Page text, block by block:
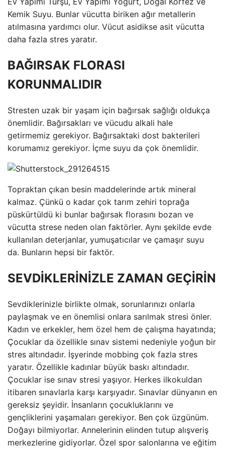
Kemik Suyu. Bunlar vücutta biriken ağır metallerin
atılmasına yardımcı olur. Vücut asidikse asit vücutta
daha fazla stres yaratır.
BAĞIRSAK FLORASI
KORUNMALIDIR
Stresten uzak bir yaşam için bağırsak sağlığı oldukça
önemlidir. Bağırsakları ve vücudu alkali hale
getirmemiz gerekiyor. Bağırsaktaki dost bakterileri
korumamız gerekiyor. İçme suyu da çok önemlidir.
Topraktan çıkan besin maddelerinde artık mineral
kalmaz. Çünkü o kadar çok tarım zehiri toprağa
püskürtüldü ki bunlar bağırsak florasını bozan ve
vücutta strese neden olan faktörler. Aynı şekilde evde
kullanılan deterjanlar, yumuşatıcılar ve çamaşır suyu
da. Bunların hepsi bir faktör.
SEVDİKLERİNİZLE ZAMAN GEÇİRİN
Sevdiklerinizle birlikte olmak, sorunlarınızı onlarla
paylaşmak ve en önemlisi onlara sarılmak stresi önler.
Kadın ve erkekler, hem özel hem de çalışma hayatında;
Çocuklar da özellikle sınav sistemi nedeniyle yoğun bir
stres altındadır. İşyerinde mobbing çok fazla stres
yaratır. Özellikle kadınlar büyük baskı altındadır.
Çocuklar ise sınav stresi yaşıyor. Herkes ilkokuldan
itibaren sınavlarla karşı karşıyadır. Sınavlar dünyanın en
gereksiz şeyidir. İnsanların çocukluklarını ve
gençliklerini yaşamaları gerekiyor. Ben çok üzgünüm.
Doğayı bilmiyorlar. Annelerinin elinden tutup alışveriş
merkezlerine gidiyorlar. Özel spor salonlarına ve eğitim